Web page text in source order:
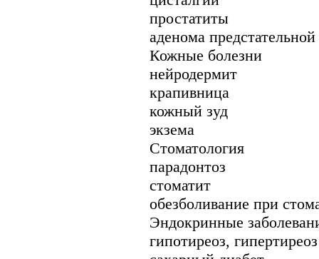
простатиты
аденома
Кожные болезни
нейродермит
крапивница
кожный зуд
экзема
Стоматология
парадонтоз
стоматит
обезболивание при
Эндокринные
гипотиреоз, гипертиреоз